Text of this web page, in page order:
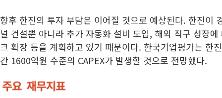
향후 한진의 투자 부담은 이어질 것으로 예상된다. 한진이
널 건설뿐 아니라 추가 자동화 설비 도입, 해외 직구 성장
크 확장 등을 계획하고 있기 때문이다. 한국기업평가는 한
간 1600억원 수준의 CAPEX가 발생할 것으로 전망했다.